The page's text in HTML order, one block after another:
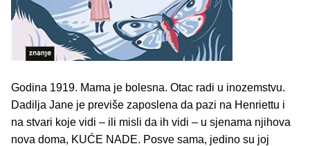
Godina 1919. Mama je bolesna. Otac radi u inozemstvu.
Dadilja Jane je previše zaposlena da pazi na Henriettu i
na stvari koje vidi – ili misli da ih vidi – u sjenama njihova
nova doma, KUĆE NADE. Posve sama, jedino su joj